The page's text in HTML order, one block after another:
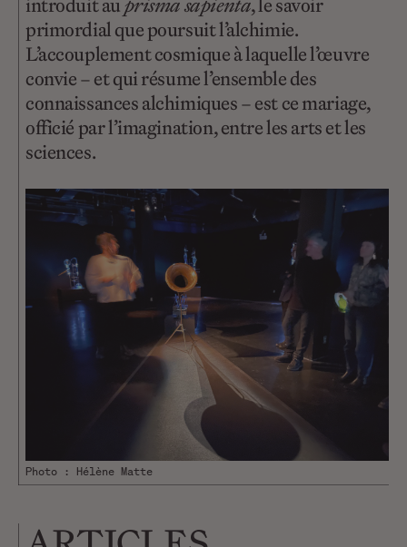
primordial que poursuit l’alchimie.
L’accouplement cosmique à laquelle l’œuvre
convie – et qui résume l’ensemble des
connaissances alchimiques – est ce mariage,
officié par l’imagination, entre les arts et les
sciences.
Photo : Hélène Matte